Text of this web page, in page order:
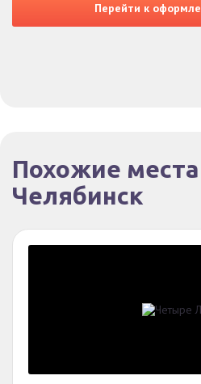
Перейти к
Похожие места
Челябинск